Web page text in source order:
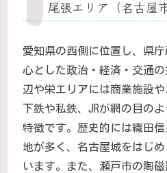
尾張エリア（名古屋
愛知県の西側に位置し、県
心とした政治・経済・交通
辺や栄エリアには商業施設
下鉄や私鉄、JRが網の目の
特徴です。歴史的には織田
地が多く、名古屋城をはじ
います。また、瀬戸市の陶